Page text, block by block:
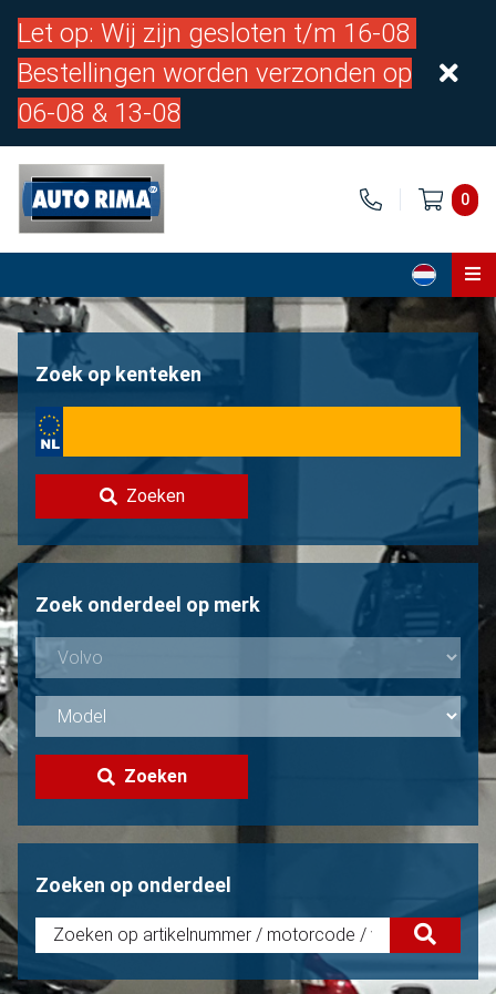
Let op: Wij zijn gesloten t/m 16-08
Bestellingen worden verzonden op
06-08 & 13-08
0
Home
Over ons
Volvo verkopen?
Niet gevonden?
Zoek op kenteken
Zoeken
Zoek onderdeel op merk
Zoeken
Zoeken op onderdeel